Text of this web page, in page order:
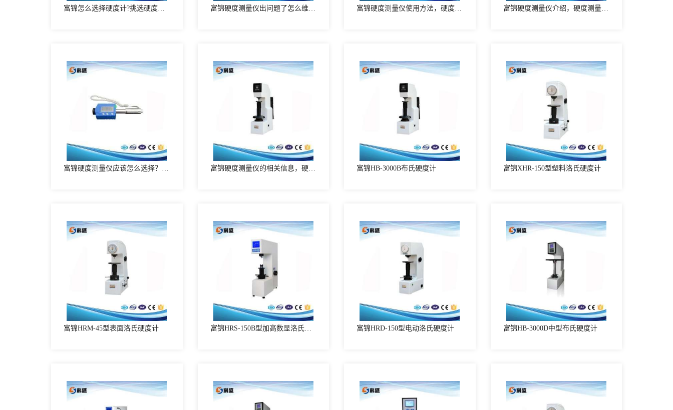
富锦怎么选择硬度计?挑选硬度计的方法 富锦硬度测量仪出问题了怎么维修?硬度测量仪维修方法 富锦硬度测量仪使用方法，硬度测量仪使用时要注意什么 富锦硬度测量仪介绍，硬度测量仪相关知识
富锦硬度测量仪应该怎么选择？选择硬度测量仪的方式有哪些 富锦硬度测量仪的相关信息，硬度测量仪的介绍 富锦HB-3000B布氏硬度计 富锦XHR-150型塑料洛氏硬度计
富锦HRM-45型表面洛氏硬度计 富锦HRS-150B型加高数显洛氏硬度计 富锦HRD-150型电动洛氏硬度计 富锦HB-3000D中型布氏硬度计